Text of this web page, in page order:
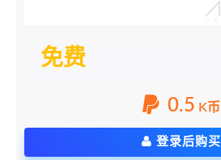
免费
0.5 K币
登录后购买